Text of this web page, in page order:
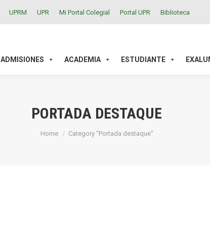
UPRM UPR Mi Portal Colegial Portal UPR Biblioteca
ADMISIONES ACADEMIA ESTUDIANTE
PORTADA DESTAQUE
You are here:
Home Category "Portada destaque"